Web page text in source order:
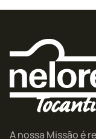
A nossa Missão é